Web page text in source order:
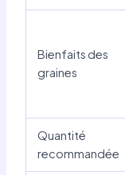
Bienfaits des
graines
Quantité
recommandée